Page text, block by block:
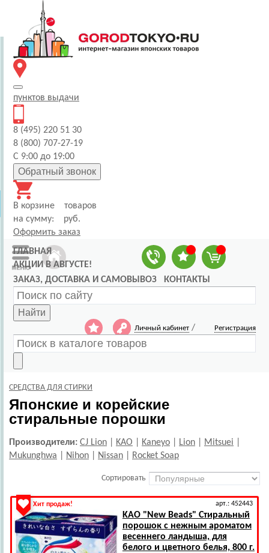
пунктов выдачи
8 (495) 220 51 30
8 (800) 707-27-19
С 9:00 до 19:00
Обратный звонок
В корзине
товаров
на сумму:
руб.
Оформить заказ
ГЛАВНАЯ
АКЦИИ В АВГУСТЕ!
ЗАКАЗ, ДОСТАВКА И САМОВЫВОЗ
КОНТАКТЫ
Найти
Личный кабинет / Регистрация
СРЕДСТВА ДЛЯ СТИРКИ
Японские и корейские
стиральные порошки
Производители: CJ Lion KAO Kaneyo Lion Mitsuei
Mukunghwa
Nihon Nissan Rocket Soap
Сортировать
Хит продаж! арт.: 452443
KAO"New Beads" Стиральный
порошок с нежным ароматом
весеннего ландыша, для
белого и цветного белья, 800 г.